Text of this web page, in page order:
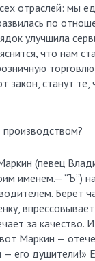
отраслей: мы
по
улучшила
что нам
закон, станут те,
(певец
именем.— “Ъ”)
Берет
за качество.
Маркин —
— его душители!»